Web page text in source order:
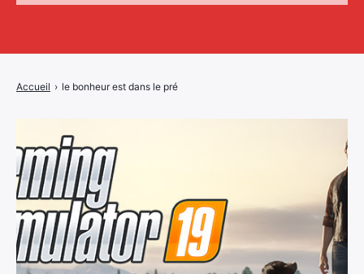
Accueil › le bonheur est dans le pré